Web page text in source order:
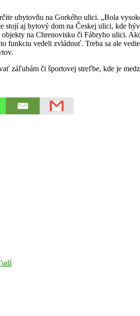
ubytovňu na Gorkého ulici. „Bola
aj bytový dom na Českej ulici, kde
na Chrenovisku či Fábryho ulici.
funkciu vedeli zvládnuť. Treba sa ale
záľubám či športovej streľbe, kde je